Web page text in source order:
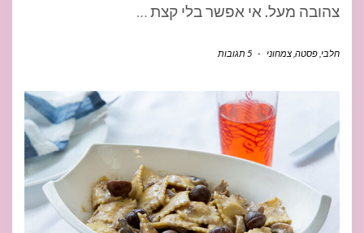
צהובה מעל. אי אפשר בלי קצת …
חלבי פסטה צמחוני - 5 תגובות